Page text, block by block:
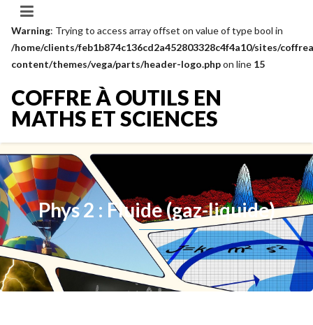
Warning: Trying to access array offset on value of type bool in
/home/clients/feb1b874c136cd2a452803328c4f4a10/sites/
content/themes/vega/parts/header-logo.phpon line 15
COFFRE À OUTILS EN
MATHS ET SCIENCES
Phys 2 : Fluide (gaz-liquide)